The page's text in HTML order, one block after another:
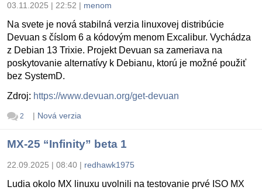
03.11.2025 | 22:52 | menom
Na svete je nová stabilná verzia linuxovej distribúcie
Devuan s číslom 6 a kódovým menom Excalibur. Vychádza
z Debian 13 Trixie. Projekt Devuan sa zameriava na
poskytovanie alternatívy k Debianu, ktorú je možné použiť
bez SystemD.
Zdroj: https://www.devuan.org/get-devuan
2 | Nová verzia
MX-25 “Infinity” beta 1
22.09.2025 | 08:40 | redhawk1975
Ludia okolo MX linuxu uvolnili na testovanie prvé ISO MX